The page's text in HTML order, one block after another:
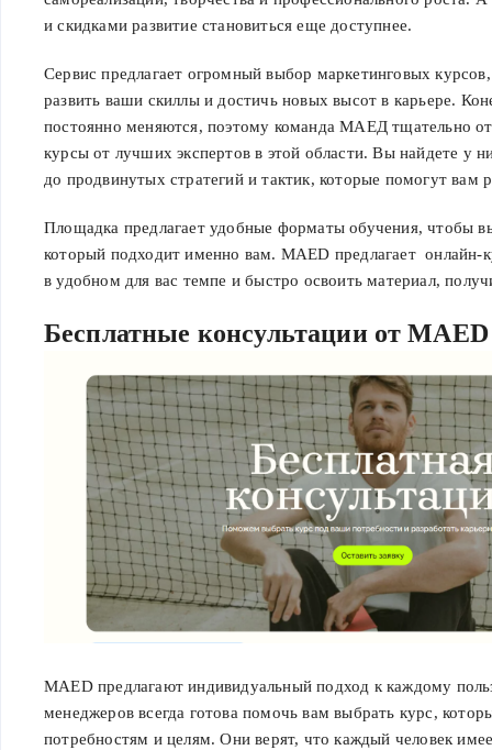
и скидками развитие становиться еще доступнее.
Сервис предлагает огромный выбор маркетинговых
развить ваши скиллы и достичь новых высот в карьере.
постоянно меняются, поэтому команда МАЕД тщательно
курсы от лучших экспертов в этой области. Вы найдете у
до продвинутых стратегий и тактик, которые помогут вам
Площадка предлагает удобные форматы обучения, чтобы
который подходит именно вам. MAED предлагает онлайн-
в удобном для вас темпе и быстро освоить материал,
Бесплатные консультации от MAED
MAED предлагают индивидуальный подход к каждому
менеджеров всегда готова помочь вам выбрать курс,
потребностям и целям. Они верят, что каждый человек